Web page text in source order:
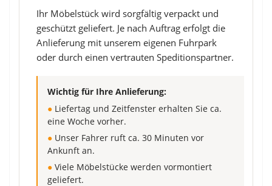
Ihr Möbelstück wird sorgfältig verpackt und
geschützt geliefert. Je nach Auftrag erfolgt die
Anlieferung mit unserem eigenen Fuhrpark
oder durch einen vertrauten Speditionspartner.
Wichtig für Ihre Anlieferung:
● Liefertag und Zeitfenster erhalten Sie ca.
eine Woche vorher.
● Unser Fahrer ruft ca. 30 Minuten vor
Ankunft an.
● Viele Möbelstücke werden vormontiert
geliefert.